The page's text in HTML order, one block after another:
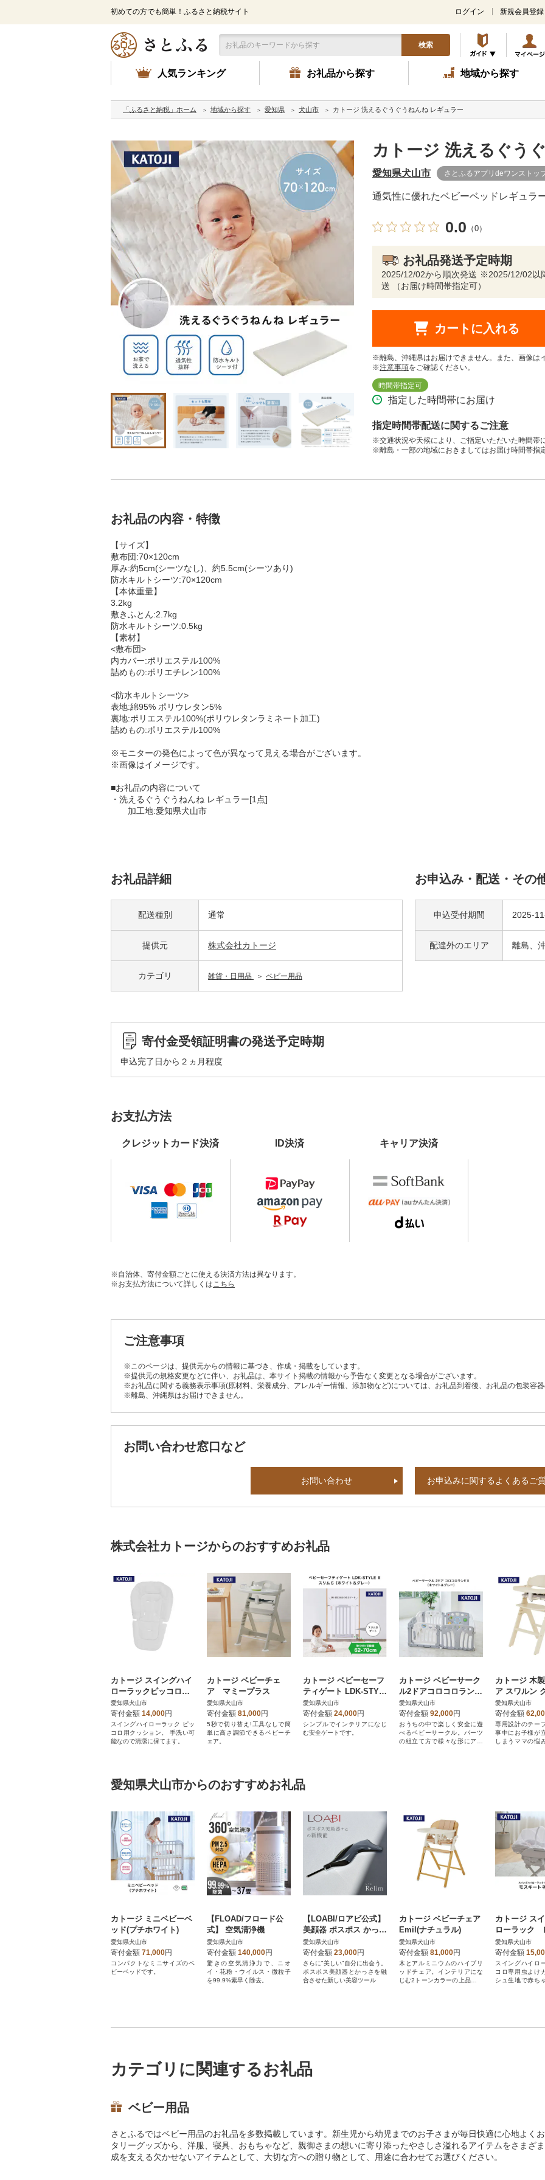
初めての方でも簡単！ふるさと納税サイト ログイン 新規会員登録
検索
人気ランキング お礼品から探す 地域から探す
「ふるさと納税」ホーム 地域から探す 愛知県 犬山市 カトージ 洗えるぐうぐうねんね レギュラー
カトージ 洗えるぐう
愛知県犬山市 さとふるアプリdeワンストッ
通気性に優れたベビーベッドレギュラ
0.0 （0）
お礼品発送予定時期
2025/12/02から順次発送 ※2025/12/02以
送 （お届け時間帯指定可）
カートに入れる
※離島、沖縄県はお届けできません。また、画像は
※注意事項をご確認ください。
時間帯指定可
指定した時間帯にお届け
指定時間帯配送に関するご注意
※交通状況や天候により、ご指定いただいた時間帯
※離島・一部の地域におきましてはお届け時間帯指
お礼品の内容・特徴
【サイズ】
敷布団:70×120cm
厚み:約5cm(シーツなし)、約5.5cm(シーツあり)
防水キルトシーツ:70×120cm
【本体重量】
3.2kg
敷きふとん:2.7kg
防水キルトシーツ:0.5kg
【素材】
<敷布団>
内カバー:ポリエステル100%
詰めもの:ポリエチレン100%
<防水キルトシーツ>
表地:綿95% ポリウレタン5%
裏地:ポリエステル100%(ポリウレタンラミネート加工)
詰めもの:ポリエステル100%
※モニターの発色によって色が異なって見える場合がございます。
※画像はイメージです。
■お礼品の内容について
・洗えるぐうぐうねんね レギュラー[1点]
加工地:愛知県犬山市
お礼品詳細
配送種別 通常
提供元 株式会社カトージ
カテゴリ 雑貨・日用品 ベビー用品
お申込み・配送・その
申込受付期間 2025-
配達外のエリア 離島、
寄付金受領証明書の発送予定時期
申込完了日から２ヵ月程度
お支払方法
クレジットカード決済 ID決済 キャリア決済
※自治体、寄付金額ごとに使える決済方法は異なります。
※お支払方法について詳しくはこちら
ご注意事項
※このページは、提供元からの情報に基づき、作成・掲載をしています。
※提供元の規格変更などに伴い、お礼品は、本サイト掲載の情報から予告なく変更となる場合がございます。
※お礼品に関する義務表示事項(原材料、栄養成分、アレルギー情報、添加物など)については、お礼品到着後、お礼品の包装容器
※離島、沖縄県はお届けできません。
お問い合わせ窓口など
お問い合わせ お申込みに関するよくあるご
株式会社カトージからのおすすめお礼品
カトージ スイングハイ
ローラックピッコロ用
クッション(ホワイト)
愛知県犬山市
寄付金額 14,000円
スイングハイローラック ピッ
コロ用クッション。 手洗い可
能なので清潔に保てます。
カトージ ベビーチェ
ア マミープラス
愛知県犬山市
寄付金額 81,000円
5秒で切り替え!工具なしで簡
単に高さ調節できるベビーチ
ェア。
カトージ ベビーセーフ
ティゲート LDK-STYL
E2 スリムS(ホワイト&
グレー)
愛知県犬山市
寄付金額 24,000円
シンプルでインテリアになじ
む安全ゲートです。
カトージ ベビーサーク
ル2ドアコロコロランド
2(ホワイト&グレー)
愛知県犬山市
寄付金額 92,000円
おうちの中で楽しく安全に遊
べるベビーサークル。パーツ
の組立て方で様々な形にアレ
カトージ 木
ア スワルン
付(プチバニラ)
愛知県犬山市
寄付金額
専用設計のテー
事中にお子様が
しまうママの悩
愛知県犬山市からのおすすめお礼品
カトージ ミニベビーベ
ッド(プチホワイト)
愛知県犬山市
寄付金額 71,000円
コンパクトなミニサイズのベ
ビーベッドです。
【FLOAD/フロード公
式】 空気清浄機
愛知県犬山市
寄付金額 140,000円
驚きの空気清浄力で、ニオ
イ・花粉・ウイルス・微粒子
を99.9%素早く除去。
【LOABI/ロアビ公式】
美顔器 ポスポス かっさ
Relim レリム
愛知県犬山市
寄付金額 23,000円
さらに"美しい"自分に出会う。
ポスポス美顔器とかっさを融
合させた新しい美容ツール
カトージ ベビーチェア
Emil(ナチュラル)
愛知県犬山市
寄付金額 81,000円
木とアルミニウムのハイブリ
ッドチェア。インテリアにな
じむ2トーンカラーの上品なデ
カトージ ス
ローラック
用モスキート
愛知県犬山市
寄付金額
スイングハイロ
コロ専用虫よけ
シュ生地で赤ち
カテゴリに関連するお礼品
ベビー用品
さとふるではベビー用品のお礼品を多数掲載しています。新生児から幼児までのお子さまが毎日快適に心地よく
タリーグッズから、洋服、寝具、おもちゃなど、親御さまの想いに寄り添ったやさしさ溢れるアイテムをさまざ
成を支える欠かせないアイテムとして、大切な方への贈り物として、用途に合わせてお選びください。